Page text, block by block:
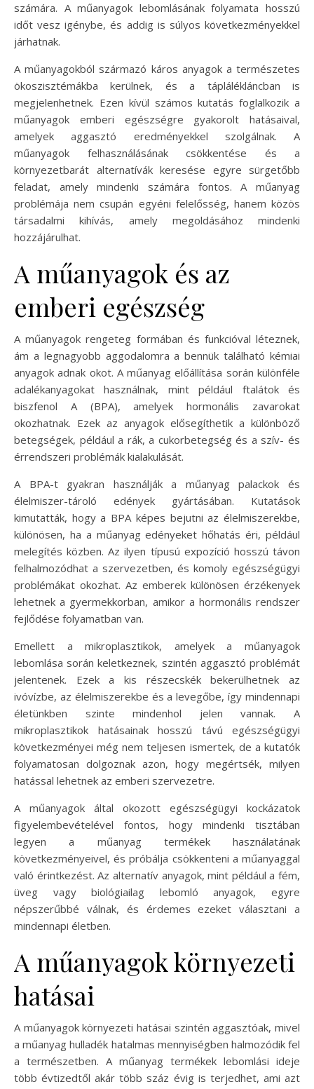
számára. A műanyagok lebomlásának folyamata hosszú
időt vesz igénybe, és addig is súlyos következményekkel
járhatnak.
A műanyagokból származó káros anyagok a természetes
ökoszisztémákba kerülnek, és a táplálékláncban is
megjelenhetnek. Ezen kívül számos kutatás foglalkozik a
műanyagok emberi egészségre gyakorolt hatásaival,
amelyek aggasztó eredményekkel szolgálnak. A
műanyagok felhasználásának csökkentése és a
környezetbarát alternatívák keresése egyre sürgetőbb
feladat, amely mindenki számára fontos. A műanyag
problémája nem csupán egyéni felelősség, hanem közös
társadalmi kihívás, amely megoldásához mindenki
hozzájárulhat.
A műanyagok és az
emberi egészség
A műanyagok rengeteg formában és funkcióval léteznek,
ám a legnagyobb aggodalomra a bennük található kémiai
anyagok adnak okot. A műanyag előállítása során különféle
adalékanyagokat használnak, mint például ftalátok és
biszfenol A (BPA), amelyek hormonális zavarokat
okozhatnak. Ezek az anyagok elősegíthetik a különböző
betegségek, például a rák, a cukorbetegség és a szív- és
érrendszeri problémák kialakulását.
A BPA-t gyakran használják a műanyag palackok és
élelmiszer-tároló edények gyártásában. Kutatások
kimutatták, hogy a BPA képes bejutni az élelmiszerekbe,
különösen, ha a műanyag edényeket hőhatás éri, például
melegítés közben. Az ilyen típusú expozíció hosszú távon
felhalmozódhat a szervezetben, és komoly egészségügyi
problémákat okozhat. Az emberek különösen érzékenyek
lehetnek a gyermekkorban, amikor a hormonális rendszer
fejlődése folyamatban van.
Emellett a mikroplasztikok, amelyek a műanyagok
lebomlása során keletkeznek, szintén aggasztó problémát
jelentenek. Ezek a kis részecskék bekerülhetnek az
ivóvízbe, az élelmiszerekbe és a levegőbe, így mindennapi
életünkben szinte mindenhol jelen vannak. A
mikroplasztikok hatásainak hosszú távú egészségügyi
következményei még nem teljesen ismertek, de a kutatók
folyamatosan dolgoznak azon, hogy megértsék, milyen
hatással lehetnek az emberi szervezetre.
A műanyagok által okozott egészségügyi kockázatok
figyelembevételével fontos, hogy mindenki tisztában
legyen a műanyag termékek használatának
következményeivel, és próbálja csökkenteni a műanyaggal
való érintkezést. Az alternatív anyagok, mint például a fém,
üveg vagy biológiailag lebomló anyagok, egyre
népszerűbbé válnak, és érdemes ezeket választani a
mindennapi életben.
A műanyagok környezeti
hatásai
A műanyagok környezeti hatásai szintén aggasztóak, mivel
a műanyag hulladék hatalmas mennyiségben halmozódik fel
a természetben. A műanyag termékek lebomlási ideje
több évtizedtől akár több száz évig is terjedhet, ami azt